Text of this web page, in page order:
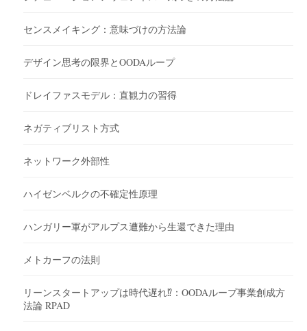
センスメイキング：意味づけの方法論
デザイン思考の限界とOODAループ
ドレイファスモデル：直観力の習得
ネガティブリスト方式
ネットワーク外部性
ハイゼンベルクの不確定性原理
ハンガリー軍がアルプス遭難から生還できた理由
メトカーフの法則
リーンスタートアップは時代遅れ⁉︎：OODAループ事業創成方
法論 RPAD